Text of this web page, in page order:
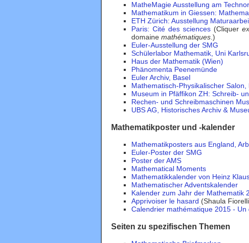
MatheMagie Ausstellung am
Mathematikum in Giessen:
ETH Zürich: Ausstellung
Paris: Cité des sciences (Cliquer
domaine mathématiques.)
Euler-Ausstellung der SMG
Schülerlabor Mathematik, Uni
Haus der Mathematik (Wien)
Phänomenta Peenemünde
Euler Archiv, Basel
Mathematisch-Physikalischer Salon,
Museum in Pfäffikon ZH: Schreib-
Rechen- und Schreibmaschinen
UBS AG, Historisches Archiv &
Mathematikposter und -kalender
Mathematikposters aus England,
Euler-Poster der SMG
Poster der AMS
Mathematical Moments
Mathematikkalender von Heinz
Mathematischer Adventskalender
Kalender zum Jahr der Mathematik
Apprivoiser le hasard (Shaula
Calendrier mathématique 2015 - Un
Seiten zu spezifischen Themen